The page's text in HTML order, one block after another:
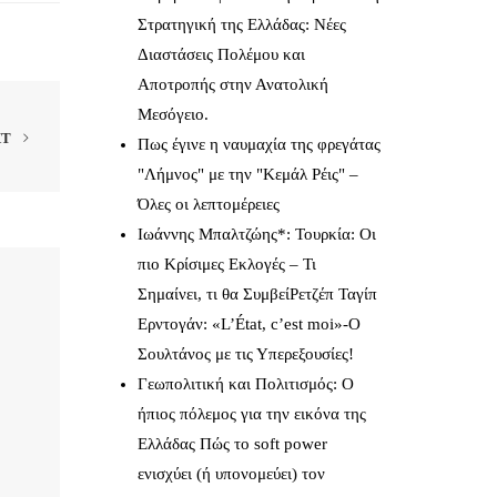
Στρατηγική της Ελλάδας: Νέες
Διαστάσεις Πολέμου και
Αποτροπής στην Ανατολική
Μεσόγειο.
Πως έγινε η ναυμαχία της φρεγάτας
"Λήμνος" με την "Κεμάλ Ρέις" –
Όλες οι λεπτομέρειες
Ιωάννης Μπαλτζώης*: Τουρκία: Οι
πιο Κρίσιμες Εκλογές – Τι
Σημαίνει, τι θα ΣυμβείΡετζέπ Ταγίπ
Ερντογάν: «L’État, c’est moi»-Ο
Σουλτάνος με τις Υπερεξουσίες!
Γεωπολιτική και Πολιτισμός: Ο
ήπιος πόλεμος για την εικόνα της
Ελλάδας Πώς το soft power
ενισχύει (ή υπονομεύει) τον